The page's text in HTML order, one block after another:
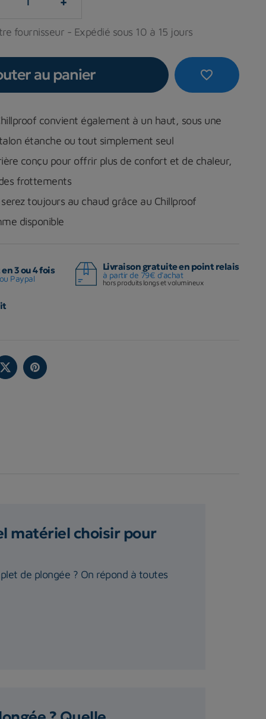
fournisseur - Expédié sous 10 à 15 jours
favorite_border
au panier
convient également à un haut, sous une
étanche ou tout simplement seul
conçu pour offrir plus de confort et de chaleur,
frottements
toujours au chaud grâce au Chillproof
disponible
3 ou 4 fois
Paypal
Livraison gratuite en point relais
à partir de 79€ d'achat
hors produits longs et volumineux
matériel choisir pour
de plongée ? On répond à toutes